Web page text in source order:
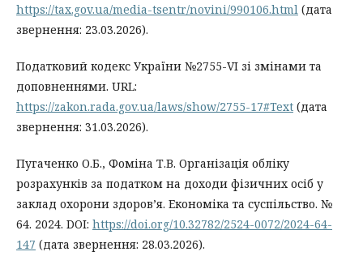
https://tax.gov.ua/media-tsentr/novini/990106.html (дата
звернення: 23.03.2026).
Податковий кодекс України №2755-VI зі змінами та
доповненнями. URL:
https://zakon.rada.gov.ua/laws/show/2755-17#Text (дата
звернення: 31.03.2026).
Пугаченко О.Б., Фоміна Т.В. Організація обліку
розрахунків за податком на доходи фізичних осіб у
заклад охорони здоров’я. Економіка та суспільство. №
64. 2024. DOI: https://doi.org/10.32782/2524-0072/2024-64-
147 (дата звернення: 28.03.2026).